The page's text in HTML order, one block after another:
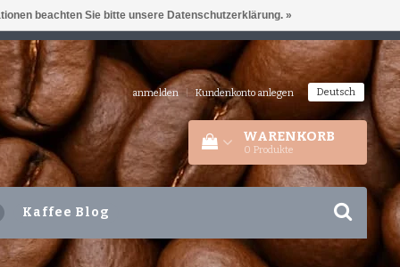
+31 180 44 8008
anmelden | Kundenkonto anlegen Deutsch
WARENKORB
0 Produkte
Kaffee Blog
beachten Sie bitte unsere Datenschutzerklärung. »